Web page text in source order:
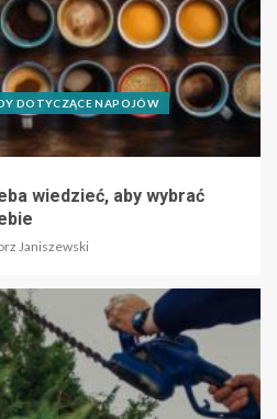
DOTYCZĄCE NAPOJÓW
wiedzieć, aby wybrać
Janiszewski